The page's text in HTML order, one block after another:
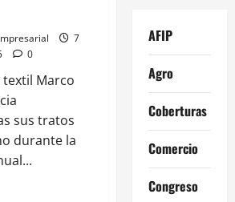
7
0
Marco
sus tratos
durante la
AFIP
Agro
Coberturas
Comercio
Congreso